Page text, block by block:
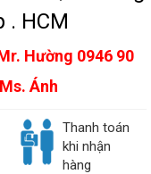
. HCM
Hường 0946 90
Ánh
Thanh toán
khi nhận
hàng